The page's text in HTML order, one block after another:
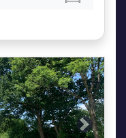
Next